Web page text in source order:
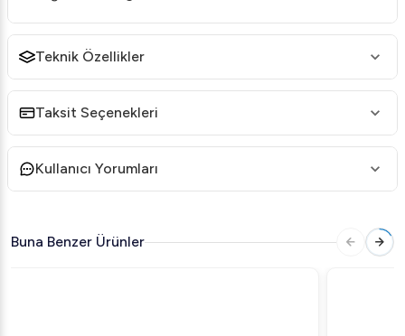
Teknik Özellikler
Taksit Seçenekleri
Kullanıcı Yorumları
Buna Benzer Ürünler